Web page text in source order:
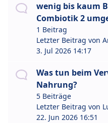
wenig bis kaum
Combiotik 2
1 Beitrag
Letzter Beitrag von
3. Jul 2026 14:17
Was tun beim
Nahrung?
5 Beiträge
Letzter Beitrag von
22. Jun 2026 16:51